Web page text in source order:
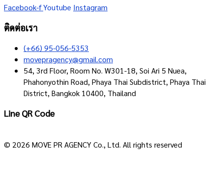
Facebook-fYoutube Instagram
ติดต่อเรา
(+66) 95-056-5353
movepragency@gmail.com
54, 3rd Floor, Room No. W301-18, Soi Ari 5 Nuea,
Phahonyothin Road, Phaya Thai Subdistrict, Phaya Thai
District, Bangkok 10400, Thailand
Line QR Code
© 2026 MOVE PR AGENCY Co., Ltd. All rights reserved